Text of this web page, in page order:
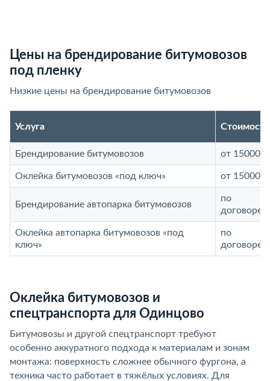
Цены на брендирование битумовозов
под пленку
Низкие цены на брендирование битумовозов
Услуга
Брендирование битумовозов от 15000
Оклейка битумовозов «под ключ» от 15000
Брендирование автопарка битумовозов
по
Оклейка автопарка битумовозов «под
ключ»
по
Оклейка битумовозов и
спецтранспорта для Одинцово
Битумовозы и другой спецтранспорт требуют
особенно аккуратного подхода к материалам и зонам
монтажа: поверхность сложнее обычного фургона, а
техника часто работает в тяжёлых условиях. Для